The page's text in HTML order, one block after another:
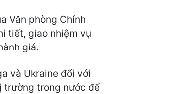
Văn phòng Chính
tiết, giao nhiệm vụ
giá.
và Ukraine đối với
trường trong nước để